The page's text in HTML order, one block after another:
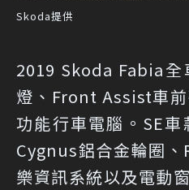
Skoda提供
2019 Skoda Fabia
燈、Front Assist車
功能行車電腦。SE
Cygnus鋁合金輪圈
樂資訊系統以及電動